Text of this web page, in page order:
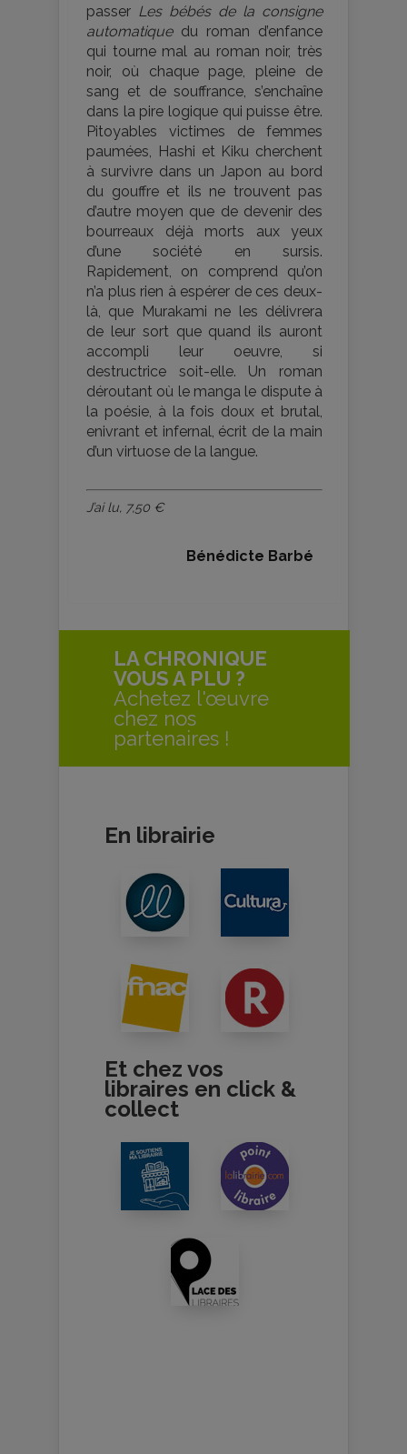
passer Les bébés de la consigne
automatiquedu roman d’enfance
qui tourne mal au roman noir, très
noir, où chaque page, pleine de
sang et de souffrance, s’enchaîne
dans la pire logique qui puisse être.
Pitoyables victimes de femmes
paumées, Hashi et Kiku cherchent
à survivre dans un Japon au bord
du gouffre et ils ne trouvent pas
d’autre moyen que de devenir des
bourreaux déjà morts aux yeux
d’une société en sursis.
Rapidement, on comprend qu’on
n’a plus rien à espérer de ces deux-
là, que Murakami ne les délivrera
de leur sort que quand ils auront
accompli leur oeuvre, si
destructrice soit-elle. Un roman
déroutant où le manga le dispute à
la poésie, à la fois doux et brutal,
enivrant et infernal, écrit de la main
d’un virtuose de la langue.
J’ai lu, 7,50 €
Bénédicte Barbé
LA CHRONIQUE
VOUS A PLU ?
Achetez l'œuvre
chez nos
partenaires !
En librairie
Et chez vos
libraires en click &
collect